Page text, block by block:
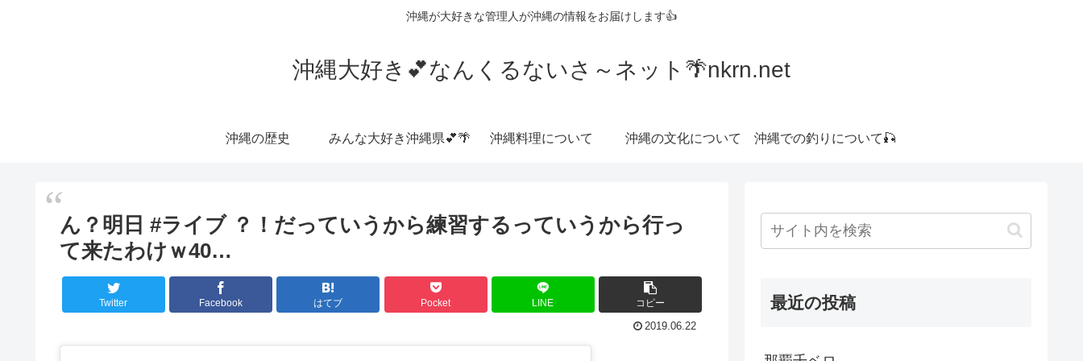
沖縄が大好きな管理人が沖縄の情報をお届けします👍
沖縄大好き💕なんくるないさ～ネット🌴nkrn.net
沖縄の歴史 みんな大好き沖縄県💕🌴 沖縄料理について 沖縄の文化について 沖縄での釣りについて🎣
ん？明日 #ライブ ？！だっていうから練習するっていうから行っ
て来たわけｗ40…
Twitter Facebook はてブ Pocket LINE コピー
2019.06.22
最近の投稿